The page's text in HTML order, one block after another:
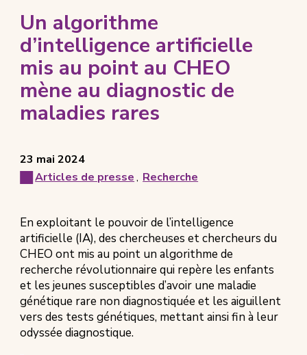
Un algorithme
d’intelligence artificielle
mis au point au CHEO
mène au diagnostic de
maladies rares
Posted
on
View
all
posts
23 mai 2024
Categories
Articles de presse, Recherche
En exploitant le pouvoir de l’intelligence
artificielle (IA), des chercheuses et chercheurs du
CHEO ont mis au point un algorithme de
recherche révolutionnaire qui repère les enfants
et les jeunes susceptibles d’avoir une maladie
génétique rare non diagnostiquée et les aiguillent
vers des tests génétiques, mettant ainsi fin à leur
odyssée diagnostique.